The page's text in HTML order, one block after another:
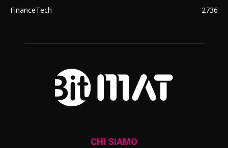
FinanceTech
2736
CHI SIAMO